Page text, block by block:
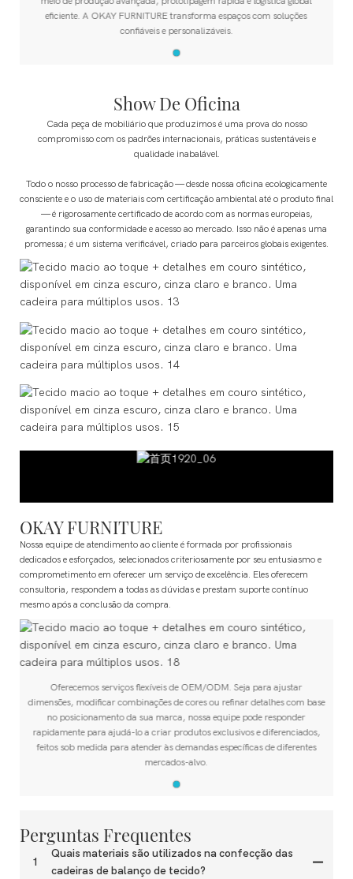
eficiente. A OKAY FURNITURE transforma espaços com soluções
confiáveis ​​e personalizáveis.
Show De Oficina
Cada peça de mobiliário que produzimos é uma prova do nosso
compromisso com os padrões internacionais, práticas sustentáveis ​​e
qualidade inabalável.
Todo o nosso processo de fabricação — desde nossa oficina ecologicamente
consciente e o uso de materiais com certificação ambiental até o produto final
— é rigorosamente certificado de acordo com as normas europeias,
garantindo sua conformidade e acesso ao mercado. Isso não é apenas uma
promessa; é um sistema verificável, criado para parceiros globais exigentes.
OKAY FURNITURE
Nossa equipe de atendimento ao cliente é formada por profissionais
dedicados e esforçados, selecionados criteriosamente por seu entusiasmo e
comprometimento em oferecer um serviço de excelência. Eles oferecem
consultoria, respondem a todas as dúvidas e prestam suporte contínuo
mesmo após a conclusão da compra.
Oferecemos serviços flexíveis de OEM/ODM. Seja para ajustar
dimensões, modificar combinações de cores ou refinar detalhes com base
no posicionamento da sua marca, nossa equipe pode responder
rapidamente para ajudá-lo a criar produtos exclusivos e diferenciados,
feitos sob medida para atender às demandas específicas de diferentes
mercados-alvo.
Perguntas Frequentes
1
Quais materiais são utilizados na confecção das
cadeiras de balanço de tecido?